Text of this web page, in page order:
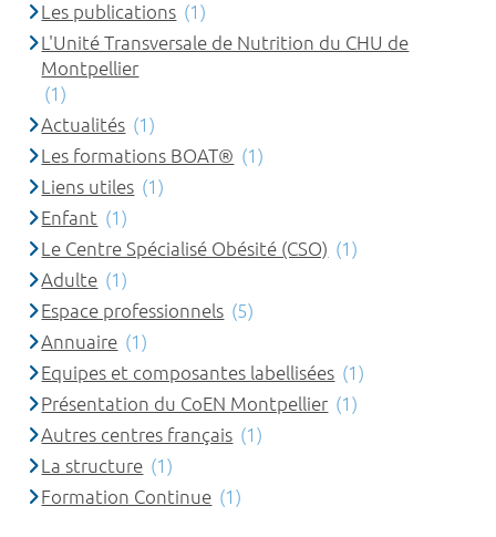
Les publications (1)
L'Unité Transversale de Nutrition du CHU de
Montpellier
(1)
Actualités (1)
Les formations BOAT® (1)
Liens utiles (1)
Enfant (1)
Le Centre Spécialisé Obésité (CSO) (1)
Adulte (1)
Espace professionnels (5)
Annuaire (1)
Equipes et composantes labellisées (1)
Présentation du CoEN Montpellier (1)
Autres centres français (1)
La structure (1)
Formation Continue (1)